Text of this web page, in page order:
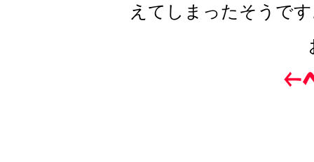
えてしまったそうで